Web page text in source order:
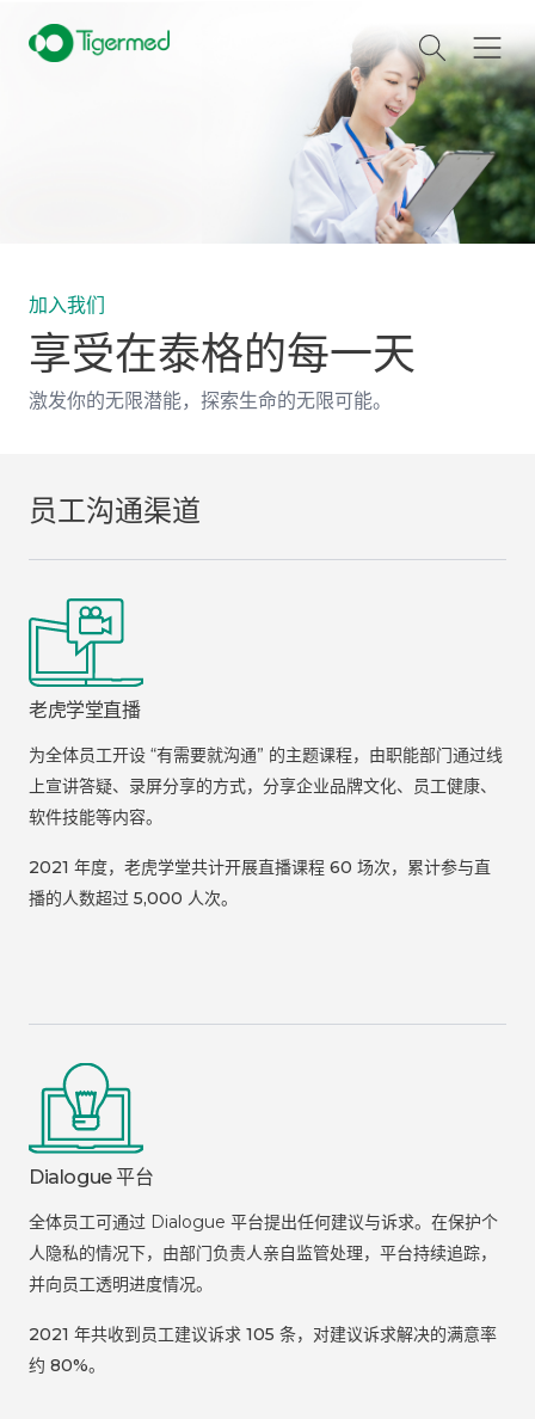
加入我们
享受在泰格的每一天
激发你的无限潜能，探索生命的无限可能。
员工沟通渠道
老虎学堂直播
为全体员工开设 “有需要就沟通” 的主题课程，由职能部门通过线
上宣讲答疑、录屏分享的方式，分享企业品牌文化、员工健康、
软件技能等内容。
2021 年度，老虎学堂共计开展直播课程 60 场次，累计参与直
播的人数超过 5,000 人次。
Dialogue 平台
全体员工可通过 Dialogue 平台提出任何建议与诉求。在保护个
人隐私的情况下，由部门负责人亲自监管处理，平台持续追踪，
并向员工透明进度情况。
2021 年共收到员工建议诉求 105 条，对建议诉求解决的满意率
约 80%。